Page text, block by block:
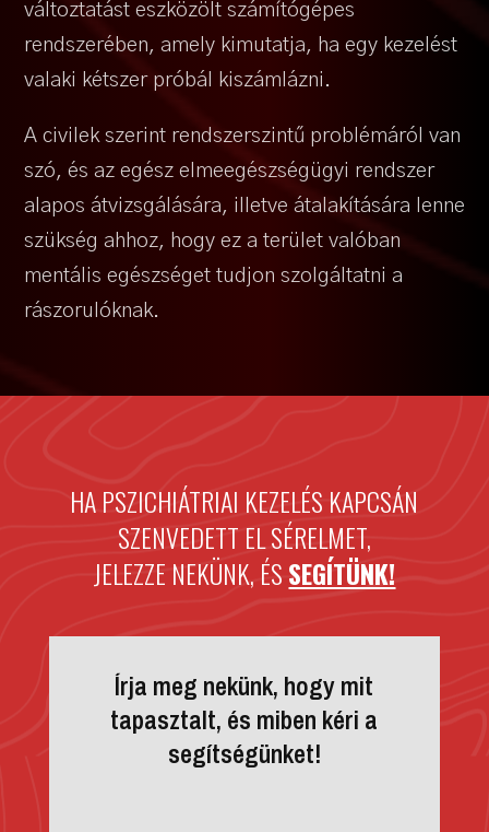
változtatást eszközölt számítógépes
rendszerében, amely kimutatja, ha egy kezelést
valaki kétszer próbál kiszámlázni.
A civilek szerint rendszerszintű problémáról van
szó, és az egész elmeegészségügyi rendszer
alapos átvizsgálására, illetve átalakítására lenne
szükség ahhoz, hogy ez a terület valóban
mentális egészséget tudjon szolgáltatni a
rászorulóknak.
HA PSZICHIÁTRIAI KEZELÉS KAPCSÁN
SZENVEDETT EL SÉRELMET,
JELEZZE NEKÜNK, ÉSSEGÍTÜNK!
Írja meg nekünk, hogy mit
tapasztalt, és miben kéri a
segítségünket!